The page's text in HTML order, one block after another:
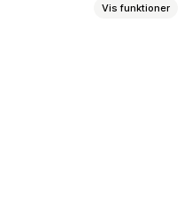
Vis funktioner